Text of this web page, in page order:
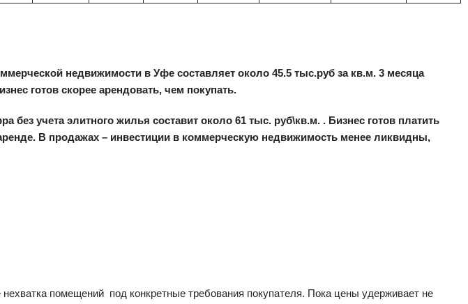
недвижимости в Уфе составляет около 45.5 тыс.руб за кв.м. 3 месяца
готов скорее арендовать, чем покупать.
без учета элитного жилья составит около 61 тыс. руб\кв.м. . Бизнес готов платить
В продажах – инвестиции в коммерческую недвижимость менее ликвидны,
нехватка помещений под конкретные требования покупателя. Пока цены удерживает не